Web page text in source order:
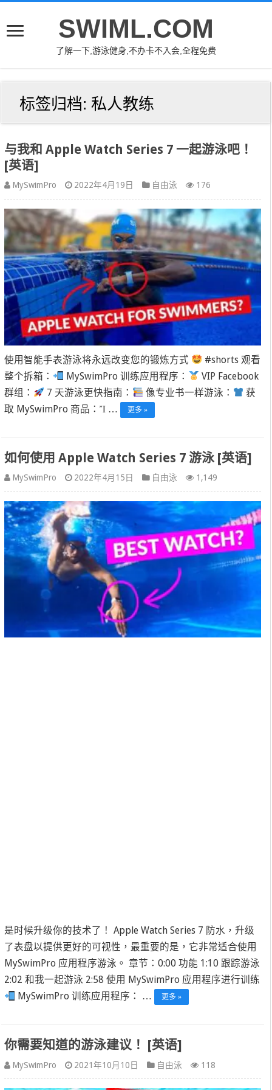
SWIML.COM
了解一下,游泳健身,不办卡不入会,全程免费
标签归档:私人教练
与我和 Apple Watch Series 7 一起游泳吧！
[英语]
MySwimPro 2022年4月19日 自由泳 176
使用智能手表游泳将永远改变您的锻炼方式
#shorts 观看
整个拆箱：
MySwimPro 训练应用程序：
VIP Facebook
群组：
7 天游泳更快指南： 像专业书一样游泳：
获
取 MySwimPro 商品：Ἴ …
更多 »
如何使用 Apple Watch Series 7 游泳 [英语]
MySwimPro 2022年4月15日 自由泳 1,149
是时候升级你的技术了！ Apple Watch Series 7 防水，升级
了表盘以提供更好的可视性，最重要的是，它非常适合使用
MySwimPro 应用程序游泳。 章节：0:00 功能 1:10 跟踪游泳
2:02 和我一起游泳 2:58 使用 MySwimPro 应用程序进行训练
MySwimPro 训练应用程序： …
更多 »
你需要知道的游泳建议！ [英语]
MySwimPro 2021年10月10日 自由泳 118